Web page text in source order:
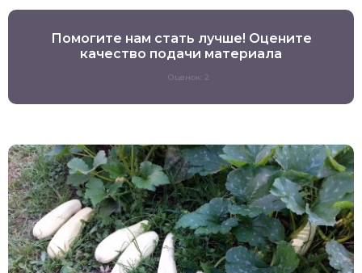
Помогите нам стать лучше! Оцените
качество подачи материала
Оценок: 2